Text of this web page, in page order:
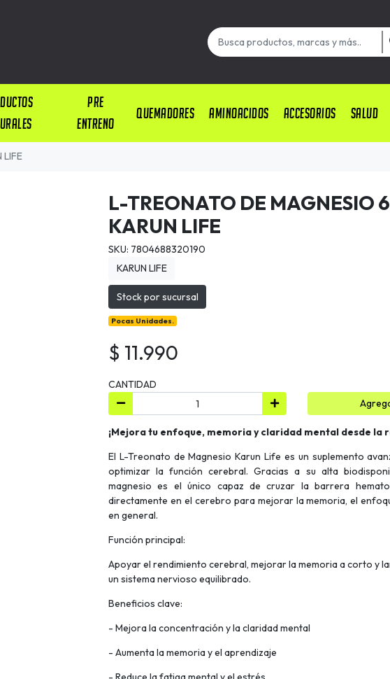
PRE
ENTRENO
QUEMADORES AMINOACIDOS ACCESORIOS SALUD
LIFE
L-TREONATO DE MAGNESIO
KARUN LIFE
SKU: 7804688320190
KARUN LIFE
Stock por sucursal
Pocas Unidades.
$ 11.990
CANTIDAD
¡Mejora tu enfoque, memoria y claridad mental desde la
El L-Treonato de Magnesio Karun Life es un suplemento
optimizar la función cerebral. Gracias a su alta
magnesio es el único capaz de cruzar la barrera
directamente en el cerebro para mejorar la memoria, el
en general.
Función principal:
Apoyar el rendimiento cerebral, mejorar la memoria a corto y
un sistema nervioso equilibrado.
Beneficios clave:
- Mejora la concentración y la claridad mental
- Aumenta la memoria y el aprendizaje